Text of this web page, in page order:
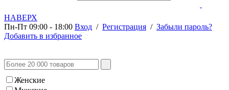
НАВЕРХ
Пн-Пт 09:00 - 18:00 Вход / Регистрация / Забыли пароль?
Добавить в избранное
Женские